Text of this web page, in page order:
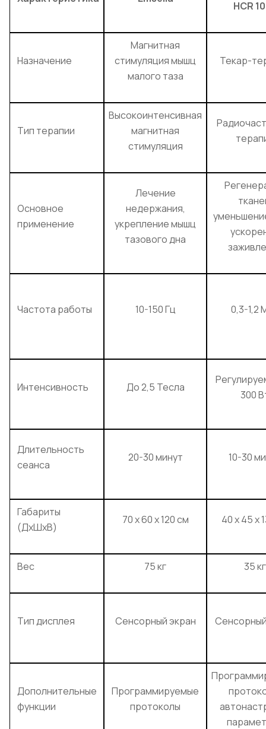
HCR
Назначение
Магнитная
стимуляция мышц
малого таза
Текар-
Тип терапии
Высокоинтенсивная
магнитная
стимуляция
Основное
применение
Лечение
недержания,
укрепление мышц
тазового дна
Частота работы 10-150 Гц 0,3-1,2
Интенсивность До 2,5 Тесла
300
Длительность
сеанса
20-30 минут 10-30
Габариты
(ДхШхВ)
70 х 60 х 120 см 40 х 45 х
Вес 75 кг 35 кг
Тип дисплея Сенсорный экран
Дополнительные
функции
Программируемые
протоколы